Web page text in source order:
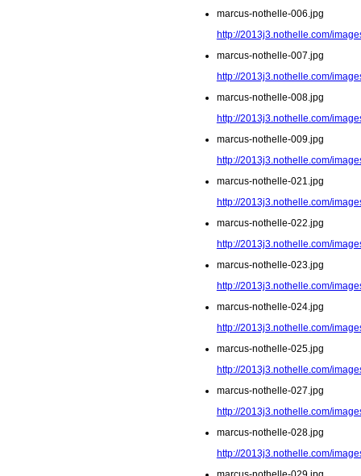
marcus-nothelle-006.jpg
http://2013j3.nothelle.com/
marcus-nothelle-007.jpg
http://2013j3.nothelle.com/
marcus-nothelle-008.jpg
http://2013j3.nothelle.com/
marcus-nothelle-009.jpg
http://2013j3.nothelle.com/
marcus-nothelle-021.jpg
http://2013j3.nothelle.com/
marcus-nothelle-022.jpg
http://2013j3.nothelle.com/
marcus-nothelle-023.jpg
http://2013j3.nothelle.com/
marcus-nothelle-024.jpg
http://2013j3.nothelle.com/
marcus-nothelle-025.jpg
http://2013j3.nothelle.com/
marcus-nothelle-027.jpg
http://2013j3.nothelle.com/
marcus-nothelle-028.jpg
http://2013j3.nothelle.com/